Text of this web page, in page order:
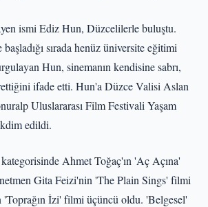
ismi Ediz Hun, Düzcelilerle buluştu.
sırada henüz üniversite eğitimi
Hun, sinemanın kendisine sabrı,
ifade etti. Hun'a Düzce Valisi Aslan
Uluslararası Film Festivali Yaşam
edildi.
Ahmet Toğaç'ın 'Aç Açına'
Gita Feizi'nin 'The Plain Sings' filmi
İzi' filmi üçüncü oldu. 'Belgesel'